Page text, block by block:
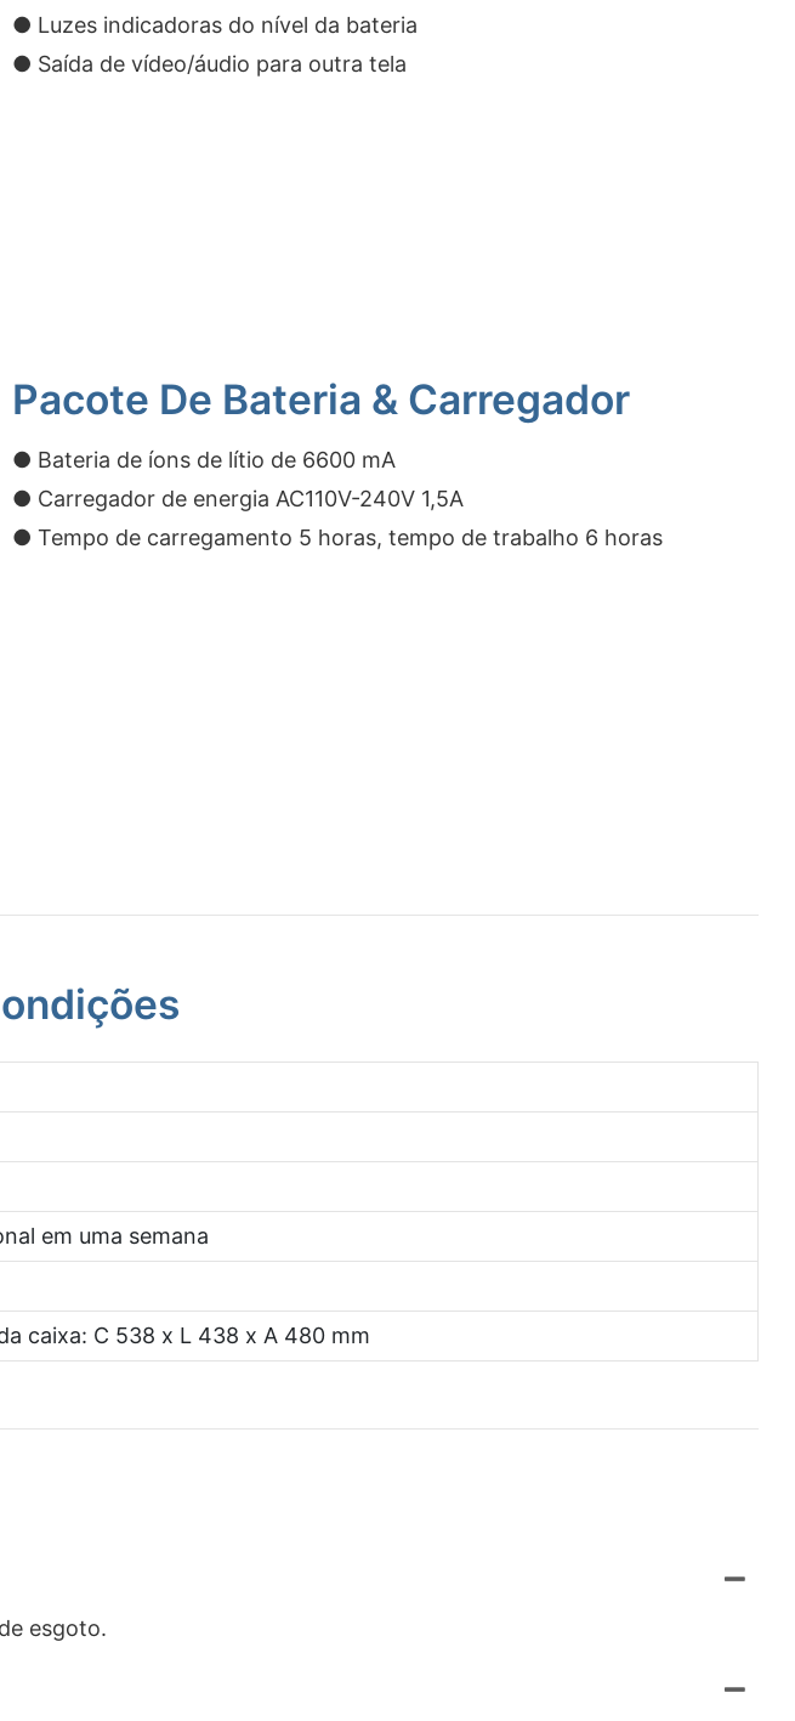
● Luzes indicadoras do nível da bateria
● Saída de vídeo/áudio para outra tela
Pacote De Bateria & Carregador
● Bateria de íons de lítio de 6600 mA
● Carregador de energia AC110V-240V 1,5A
● Tempo de carregamento 5 horas, tempo de trabalho 6 horas
em uma semana
caixa: C 538 x L 438 x A 480 mm
esgoto.